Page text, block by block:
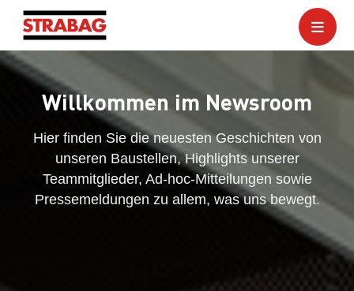
Willkommen im Newsroom
Hier finden Sie die neuesten Geschichten von
unseren Baustellen, Highlights unserer
Teammitglieder, Ad-hoc-Mitteilungen sowie
Pressemeldungen zu allem, was uns bewegt.